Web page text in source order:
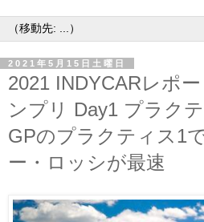
2021年5月15日土曜日
2021 INDYCARレポ
ンプリ Day1 プラク
GPのプラクティス1
ー・ロッシが最速